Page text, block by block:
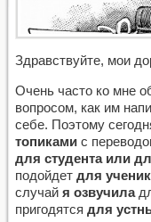
Здравствуйте, мои
Очень часто ко мне
вопросом, как им
себе. Поэтому
топиками с
для студента или
подойдет для
случай я озвучила
пригодятся для